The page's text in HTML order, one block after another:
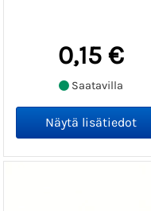
0,15 €
Saatavilla